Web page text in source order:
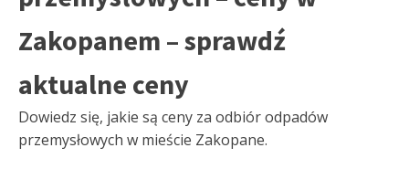
Zakopanem – sprawdź
aktualne ceny
Dowiedz się, jakie są ceny za odbiór odpadów
przemysłowych w mieście Zakopane.